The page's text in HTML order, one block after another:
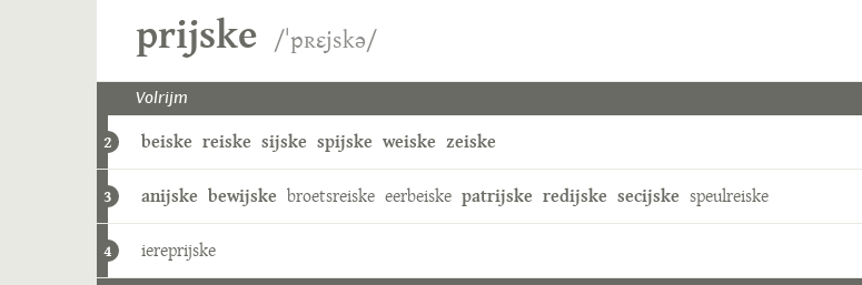
prijske /ˈpʀɛjskə/
Volrijm
2 beiske reiske sijske spijske weiske zeiske
3 anijske bewijske broetsreiske eerbeiske patrijske redijske secijske speulreiske
4 iereprijske